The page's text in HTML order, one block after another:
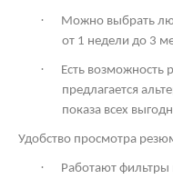
·
Можно выбрать
от 1 недели до 3
·
Есть возможность
предлагается
показа всех
Удобство просмотра
·
Работают фильтры